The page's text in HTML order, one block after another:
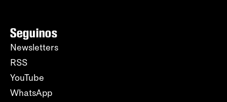
Seguinos
Newsletters
RSS
YouTube
WhatsApp